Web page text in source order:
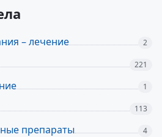
– лечение 2
221
1
113
препараты 4